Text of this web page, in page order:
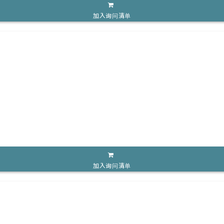
加入询问清单
加入询问清单